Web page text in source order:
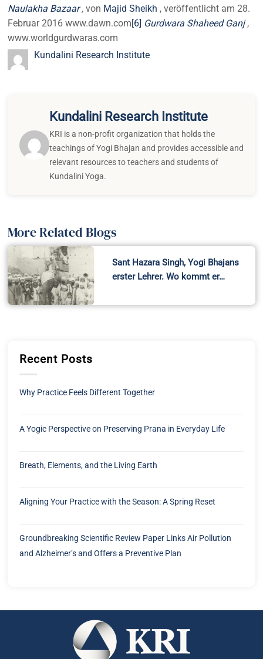
Naulakha Bazaar, von Majid Sheikh , veröffentlicht am 28.
Februar 2016 www.dawn.com[6] Gurdwara Shaheed Ganj,
www.worldgurdwaras.com
Kundalini Research Institute
Kundalini Research Institute
KRI is a non-profit organization that holds the
teachings of Yogi Bhajan and provides accessible and
relevant resources to teachers and students of
Kundalini Yoga.
More Related Blogs
Sant Hazara Singh, Yogi Bhajans
erster Lehrer. Wo kommt er…
Recent Posts
Why Practice Feels Different Together
A Yogic Perspective on Preserving Prana in Everyday Life
Breath, Elements, and the Living Earth
Aligning Your Practice with the Season: A Spring Reset
Groundbreaking Scientific Review Paper Links Air Pollution
and Alzheimer’s and Offers a Preventive Plan